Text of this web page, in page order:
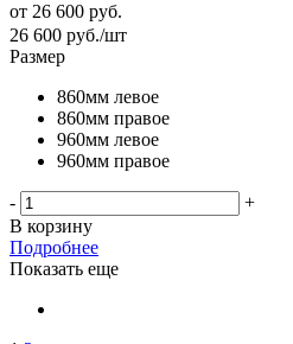
от 26 600 руб.
26 600 руб./шт
Размер
860мм левое
860мм правое
960мм левое
960мм правое
-
+
В корзину
Подробнее
Показать еще